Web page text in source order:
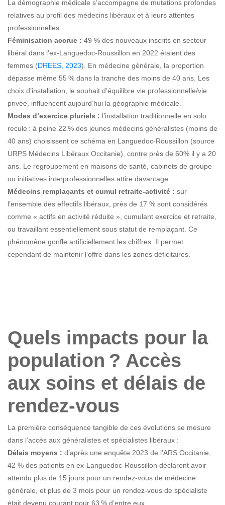
La démographie médicale s’accompagne de mutations profondes
relatives au profil des médecins libéraux et à leurs attentes
professionnelles.
Féminisation accrue : 49 % des nouveaux inscrits en secteur
libéral dans l’ex-Languedoc-Roussillon en 2022 étaient des
femmes (DREES, 2023). En médecine générale, la proportion
dépasse même 55 % dans la tranche des moins de 40 ans. Les
choix d’installation, le souhait d’équilibre vie professionnelle/vie
privée, influencent aujourd’hui la géographie médicale.
Modes d’exercice pluriels : l’installation traditionnelle en solo
recule : à peine 22 % des jeunes médecins généralistes (moins de
40 ans) choisissent ce schéma en Languedoc-Roussillon (source
URPS Médecins Libéraux Occitanie), contre près de 60% il y a 20
ans. Le regroupement en maisons de santé, cabinets de groupe
ou initiatives interprofessionnelles attire davantage.
Médecins remplaçants et cumul retraite-activité : sur
l’ensemble des effectifs libéraux, près de 17 % sont considérés
comme « actifs en activité réduite », cumulant exercice et retraite,
ou travaillant essentiellement sous statut de remplaçant. Ce
phénomène gonfle artificiellement les chiffres. Il permet
cependant de maintenir l’offre dans les zones déficitaires.
Quels impacts pour la
population ? Accès
aux soins et délais de
rendez-vous
La première conséquence tangible de ces évolutions se mesure
dans l’accès aux généralistes et spécialistes libéraux :
Délais moyens : d’après une enquête 2023 de l’ARS Occitanie,
42 % des patients en ex-Languedoc-Roussillon déclarent avoir
attendu plus de 15 jours pour un rendez-vous de médecine
générale, et plus de 3 mois pour un rendez-vous de spécialiste
était devenu courant pour 63 % d’entre eux.